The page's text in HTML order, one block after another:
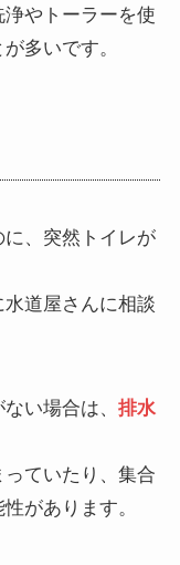
やトーラーを使
多いです。
、突然トイレが
道屋さんに相談
い場合は、 排水
ていたり、集合
があります。